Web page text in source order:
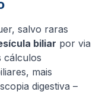
salvo raras
biliar por via
cálculos
mais
digestiva –